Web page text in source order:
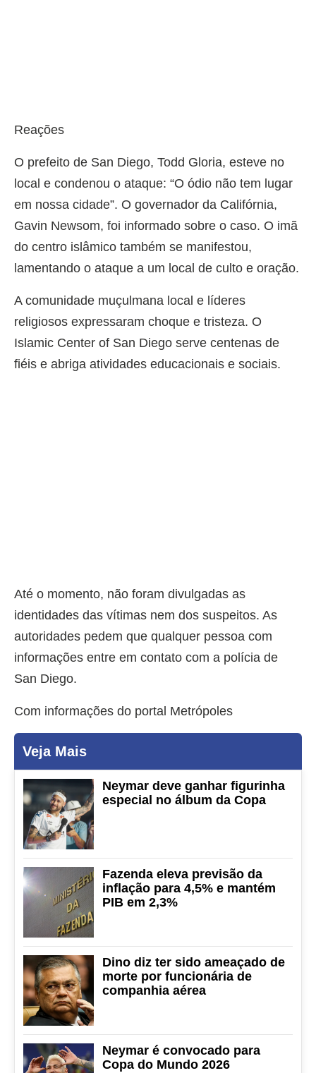
Reações
O prefeito de San Diego, Todd Gloria, esteve no
local e condenou o ataque: “O ódio não tem lugar
em nossa cidade”. O governador da Califórnia,
Gavin Newsom, foi informado sobre o caso. O imã
do centro islâmico também se manifestou,
lamentando o ataque a um local de culto e oração.
A comunidade muçulmana local e líderes
religiosos expressaram choque e tristeza. O
Islamic Center of San Diego serve centenas de
fiéis e abriga atividades educacionais e sociais.
Até o momento, não foram divulgadas as
identidades das vítimas nem dos suspeitos. As
autoridades pedem que qualquer pessoa com
informações entre em contato com a polícia de
San Diego.
Com informações do portal Metrópoles
Veja Mais
Neymar deve ganhar figurinha
especial no álbum da Copa
Fazenda eleva previsão da
inflação para 4,5% e mantém
PIB em 2,3%
Dino diz ter sido ameaçado de
morte por funcionária de
companhia aérea
Neymar é convocado para
Copa do Mundo 2026